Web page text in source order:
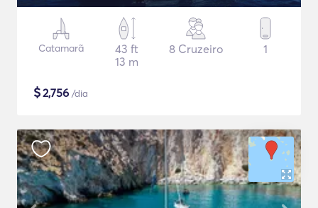
Catamarã
43 ft
13 m
8 Cruzeiro 1
$2,756 /dia